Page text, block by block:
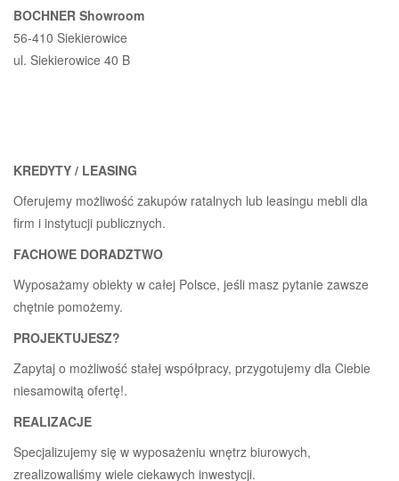
BOCHNER Showroom
56-410 Siekierowice
ul. Siekierowice 40 B
KREDYTY / LEASING
Oferujemy możliwość zakupów ratalnych lub leasingu mebli dla
firm i instytucji publicznych.
FACHOWE DORADZTWO
Wyposażamy obiekty w całej Polsce, jeśli masz pytanie zawsze
chętnie pomożemy.
PROJEKTUJESZ?
Zapytaj o możliwość stałej współpracy, przygotujemy dla Ciebie
niesamowitą ofertę!.
REALIZACJE
Specjalizujemy się w wyposażeniu wnętrz biurowych,
zrealizowaliśmy wiele ciekawych inwestycji.